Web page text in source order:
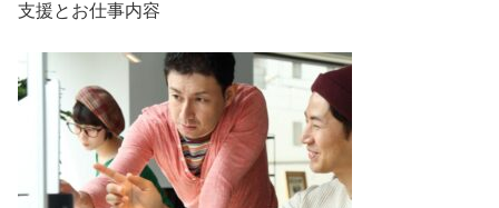
支援とお仕事内容